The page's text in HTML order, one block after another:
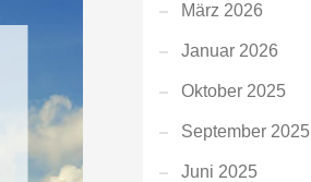
März 2026
Januar 2026
Oktober 2025
September 2025
Juni 2025